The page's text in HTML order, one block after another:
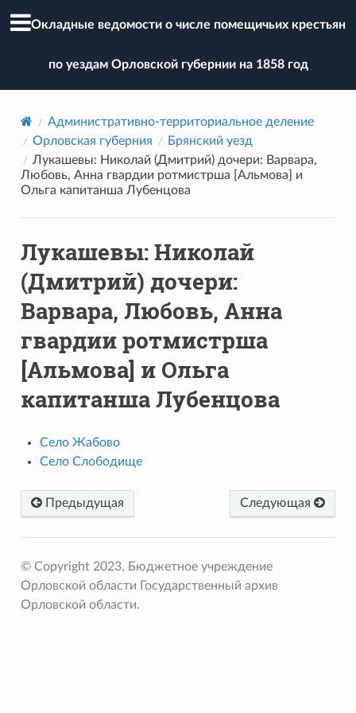
Окладные ведомости о числе помещичьих крестьян
по уездам Орловской губернии на 1858 год
Административно-территориальное деление
Орловская губерния
Брянский уезд
Лукашевы: Николай (Дмитрий) дочери: Варвара,
Любовь, Анна гвардии ротмистрша [Альмова] и
Ольга капитанша Лубенцова
Лукашевы: Николай
(Дмитрий) дочери:
Варвара, Любовь, Анна
гвардии ротмистрша
[Альмова] и Ольга
капитанша Лубенцова
Село Жабово
Село Слободище
Предыдущая Следующая
© Copyright 2023, Бюджетное учреждение
Орловской области Государственный архив
Орловской области.